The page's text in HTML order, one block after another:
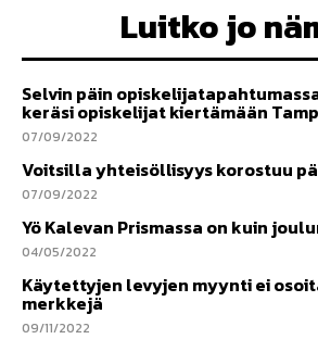
Luitko jo
Selvin päin
keräsi opiskelijat kiertämään
07/09/2022
Voitsilla yhteisöllisyys korostuu
07/09/2022
Yö Kalevan Prismassa on kuin
04/05/2022
Käytettyjen levyjen myynti ei
merkkejä
09/11/2022